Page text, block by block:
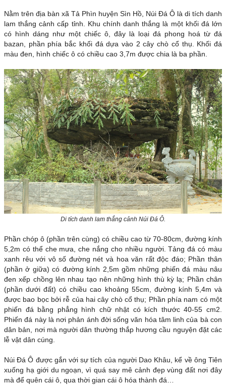
Nằm trên địa bàn xã Tả Phìn huyện Sìn Hồ, Núi Đá Ô là di tích danh
lam thắng cảnh cấp tỉnh. Khu chính danh thắng là một khối đá lớn
có hình dáng như một chiếc ô, đây là loại đá phong hoá từ đá
bazan, phần phía bắc khối đá dựa vào 2 cây chò cổ thụ. Khối đá
màu đen, hình chiếc ô có chiều cao 3,7m được chia là ba phần.
Di tích danh lam thắng cảnh Núi Đá Ô.
Phần chóp ô (phần trên cùng) có chiều cao từ 70-80cm, đường kính
5,2m có thể che mưa, che nắng cho nhiều người. Tảng đá có màu
xanh rêu với vô số đường nét và hoa văn rất độc đáo; Phần thân
(phần ở giữa) có đường kính 2,5m gồm những phiến đá màu nâu
đen xếp chồng lên nhau tạo nên những hình thù kỳ lạ; Phần chân
(phần dưới đất) có chiều cao khoảng 55cm, đường kính 5,4m và
được bao bọc bởi rễ của hai cây chò cổ thụ; Phần phía nam có một
phiến đá bằng phẳng hình chữ nhật có kích thước 40-55 cm2.
Phiến đá này là nơi phản ánh đời sống văn hóa tâm linh của bà con
dân bản, nơi mà người dân thường thắp hương cầu nguyện đặt các
lễ vật dân cúng.
Núi Đá Ô được gắn với sự tích của người Dao Khâu, kể về ông Tiên
xuống hạ giới du ngoạn, vì quá say mê cảnh đẹp vùng đất nơi đây
mà để quên cái ô, qua thời gian cái ô hóa thành đá…